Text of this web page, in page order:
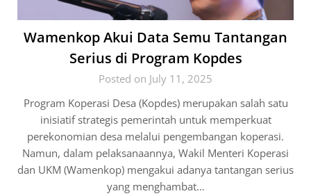
Wamenkop Akui Data Semu Tantangan
Serius di Program Kopdes
Posted on July 11, 2025
Program Koperasi Desa (Kopdes) merupakan salah satu
inisiatif strategis pemerintah untuk memperkuat
perekonomian desa melalui pengembangan koperasi.
Namun, dalam pelaksanaannya, Wakil Menteri Koperasi
dan UKM (Wamenkop) mengakui adanya tantangan serius
yang menghambat…